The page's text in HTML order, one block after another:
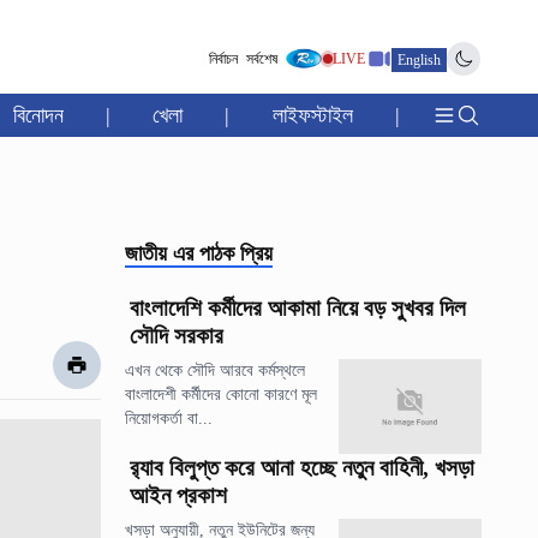
নির্বাচন সর্বশেষ LIVE English
বিনোদন | খেলা | লাইফস্টাইল |
জাতীয় এর পাঠক প্রিয়
বাংলাদেশি কর্মীদের আকামা নিয়ে বড় সুখবর দিল
সৌদি সরকার
এখন থেকে সৌদি আরবে কর্মস্থলে
বাংলাদেশী কর্মীদের কোনো কারণে মূল
নিয়োগকর্তা বা...
র‍্যাব বিলুপ্ত করে আনা হচ্ছে নতুন বাহিনী, খসড়া
আইন প্রকাশ
খসড়া অনুযায়ী, নতুন ইউনিটের জন্য